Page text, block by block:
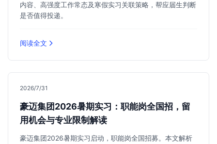
内容、高强度工作常态及寒假实习关联策略，帮应届生判断
是否值得投递。
阅读全文
2026/7/31
豪迈集团2026暑期实习：职能岗全国招，留
用机会与专业限制解读
豪迈集团2026暑期实习启动，职能岗全国招募。本文解析